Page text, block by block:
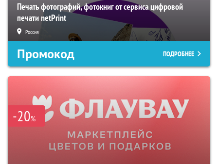
Печать фотографий, фотокниг от сервиса цифровой
печати netPrint
Россия
Промокод ПОДРОБНЕЕ
-20%